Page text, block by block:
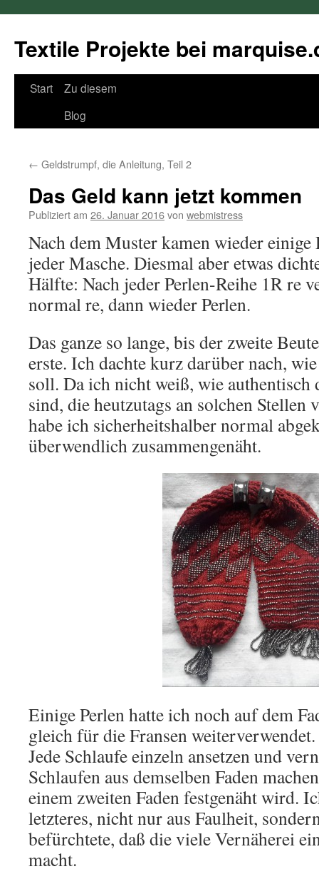
Textile Projekte bei
Springe
Start
Zu diesem
Blog
← Geldstrumpf, die Anleitung, Teil 2
Das Geld kann jetzt kommen
Publiziert am 26. Januar 2016von webmistress
Nach dem Muster kamen wieder einige
jeder Masche. Diesmal aber etwas
Hälfte: Nach jeder Perlen-Reihe 1R re
normal re, dann wieder Perlen.
Das ganze so lange, bis der zweite
erste. Ich dachte kurz darüber nach,
soll. Da ich nicht weiß, wie authentisch
sind, die heutzutags an solchen Stellen
habe ich sicherheitshalber normal
überwendlich zusammengenäht.
Einige Perlen hatte ich noch auf dem
gleich für die Fransen
Jede Schlaufe einzeln ansetzen und
Schlaufen aus demselben Faden
einem zweiten Faden festgenäht wird.
letzteres, nicht nur aus Faulheit,
befürchtete, daß die viele Vernäherei
macht.